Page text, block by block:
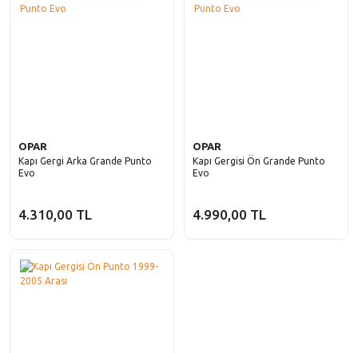
OPAR
Kapı Gergi Arka Grande Punto
Evo
4.310,00 TL
OPAR
Kapı Gergisi Ön Grande Punto
Evo
4.990,00 TL